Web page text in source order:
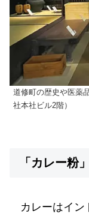
道修町の歴史や医薬
社本社ビル2階）
「カレー粉
カレーはイン